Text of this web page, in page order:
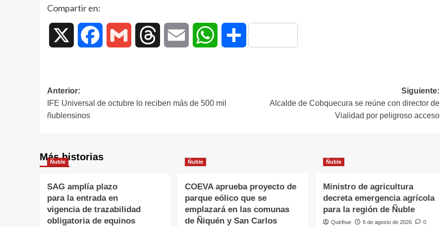
Compartir en:
Facebook Gmail Threads Email WhatsAppCompartir
Anterior:
IFE Universal de octubre lo reciben más de 500 mil
ñublensinos
Siguiente:
Alcalde de Cobquecura se reúne con director de
Vialidad por peligroso acceso
Más historias
Ñuble
SAG amplía plazo
para la entrada en
vigencia de trazabilidad
obligatoria de equinos
Ñuble
COEVA aprueba proyecto de
parque eólico que se
emplazará en las comunas
de Ñiquén y San Carlos
Ñuble
Ministro de agricultura
decreta emergencia agrícola
para la región de Ñuble
Quirihue 6 de agosto de 2026 0